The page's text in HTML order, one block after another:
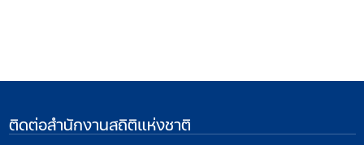
ติดต่อสำนักงานสถิติแห่งชาติ